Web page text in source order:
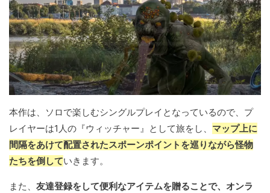
本作は、ソロで楽しむシングルプレイとなっているので、プ
レイヤーは1人の『ウィッチャー』として旅をし、 マップ上に
間隔をあけて配置されたスポーンポイントを巡りながら怪物
たちを倒していきます。
また、 友達登録をして便利なアイテムを贈ることで、オンラ